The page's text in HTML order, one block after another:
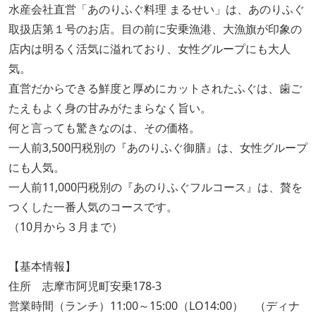
水産会社直営「あのりふぐ料理 まるせい」は、あのりふぐ
取扱店第１号のお店。目の前に安乗漁港、大漁旗が印象の
店内は明るく活気に溢れており、女性グループにも大人
気。
直営だからできる鮮度と厚めにカットされたふぐは、歯ご
たえもよく身の甘みがたまらなく旨い。
何と言っても驚きなのは、その価格。
一人前3,500円税別の『あのりふぐ御膳』は、女性グループ
にも人気。
一人前11,000円税別の『あのりふぐフルコース』は、贅を
つくした一番人気のコースです。
（10月から３月まで）
【基本情報】
住所 志摩市阿児町安乗178-3
営業時間（ランチ）11:00～15:00（LO14:00） （ディナ